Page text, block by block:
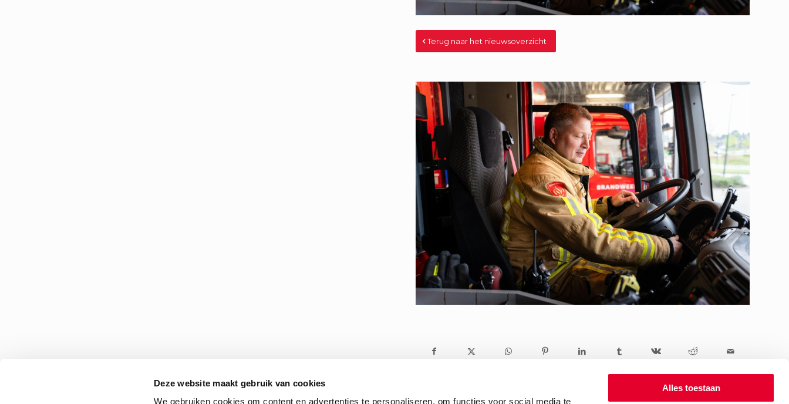
Deze website maakt gebruik van cookies
We gebruiken cookies om content en advertenties te personaliseren, om functies voor social media te
Alles toestaan
Terug naar het nieuwsoverzicht